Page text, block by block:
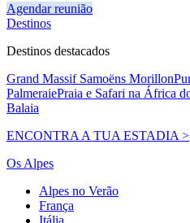
Agendar reunião
Destinos
Destinos destacados
Grand Massif Samoëns Morillon
PalmeraiePraia e Safari na África
Balaia
ENCONTRA A TUA ESTADIA >
Os Alpes
Alpes no Verão
França